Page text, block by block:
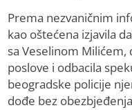
Prema nezvaničnim
kao oštećena izjavila
sa Veselinom Milićem,
poslove i odbacila
beogradske policije
dođe bez